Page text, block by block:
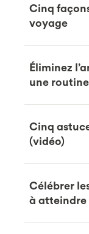
Cinq
voyage
Éliminez
une
Cinq
(vidéo)
Célébrer
à atteindre